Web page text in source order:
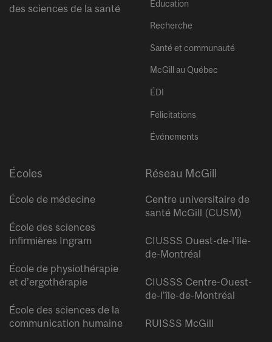
des sciences de la santé
Éducation
Recherche
Santé et communauté
McGill au Québec
ÉDI
Félicitations
Événements
Écoles
École de médecine
École des sciences
infirmières Ingram
École de physiothérapie
et d’ergothérapie
École des sciences de la
communication humaine
Réseau McGill
Centre universitaire de
santé McGill (CUSM)
CIUSSS Ouest-de-l’île-
de-Montréal
CIUSSS Centre-Ouest-
de-l’île-de-Montréal
RUISSS McGill